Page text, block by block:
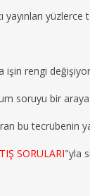
yayınları
işin rengi
soruyu bir
bu tecrübenin
SORULARI"yla